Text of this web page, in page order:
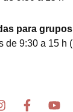
para grupos
de 9:30 a 15 h
F
Y